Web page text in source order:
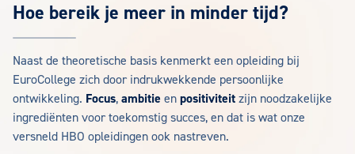
Hoe bereik je meer in minder tijd?
Naast de theoretische basis kenmerkt een opleiding bij
EuroCollege zich door indrukwekkende persoonlijke
ontwikkeling. Focus, ambitie en positiviteit zijn noodzakelijke
ingrediënten voor toekomstig succes, en dat is wat onze
versneld HBO opleidingen ook nastreven.